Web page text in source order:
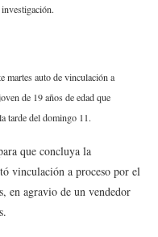
martes auto de vinculación a
de 19 años de edad que
tarde del domingo 11.
que concluya la
vinculación a proceso por el
en agravio de un vendedor